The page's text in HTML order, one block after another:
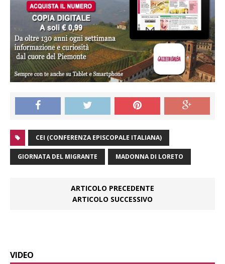
CEI (CONFERENZA EPISCOPALE ITALIANA)
GIORNATA DEL MIGRANTE MADONNA DI LORETO
ARTICOLO PRECEDENTE
ARTICOLO SUCCESSIVO
VIDEO